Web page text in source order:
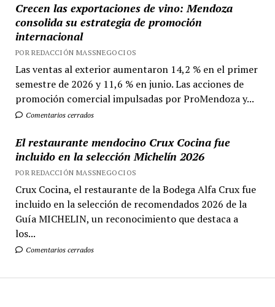
Crecen las exportaciones de vino: Mendoza
consolida su estrategia de promoción
internacional
POR REDACCIÓN MASSNEGOCIOS
Las ventas al exterior aumentaron 14,2 % en el primer
semestre de 2026 y 11,6 % en junio. Las acciones de
promoción comercial impulsadas por ProMendoza y...
Comentarios cerrados
El restaurante mendocino Crux Cocina fue
incluido en la selección Michelín 2026
POR REDACCIÓN MASSNEGOCIOS
Crux Cocina, el restaurante de la Bodega Alfa Crux fue
incluido en la selección de recomendados 2026 de la
Guía MICHELIN, un reconocimiento que destaca a
los...
Comentarios cerrados